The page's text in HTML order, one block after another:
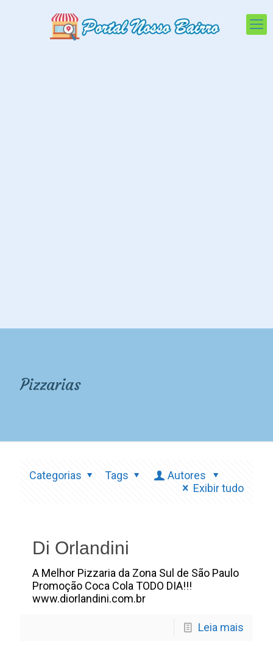
Pizzarias
Categorias Tags
Autores
Exibir tudo
Di Orlandini
A Melhor Pizzaria da Zona Sul de São Paulo
Promoção Coca Cola TODO DIA!!!
www.diorlandini.com.br
Leia mais